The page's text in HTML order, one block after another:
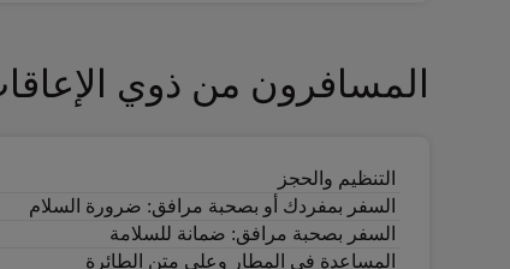
المسافرون من ذوي
التنظيم والحجز
السفر بمفردك أو بصحبة مرافق: ضرورة السلام
السفر بصحبة مرافق: ضمانة للسلامة
المساعدة في المطار وعلى متن الطائرة